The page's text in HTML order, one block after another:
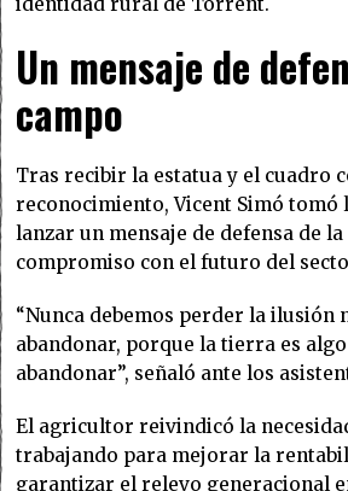
Un mensaje de
campo
Tras recibir la estatua y el cuadro
reconocimiento, Vicent Simó tomó
lanzar un mensaje de defensa de
compromiso con el futuro del
“Nunca debemos perder la ilusión
abandonar, porque la tierra es
abandonar”, señaló ante los
El agricultor reivindicó la
trabajando para mejorar la
garantizar el relevo generacional